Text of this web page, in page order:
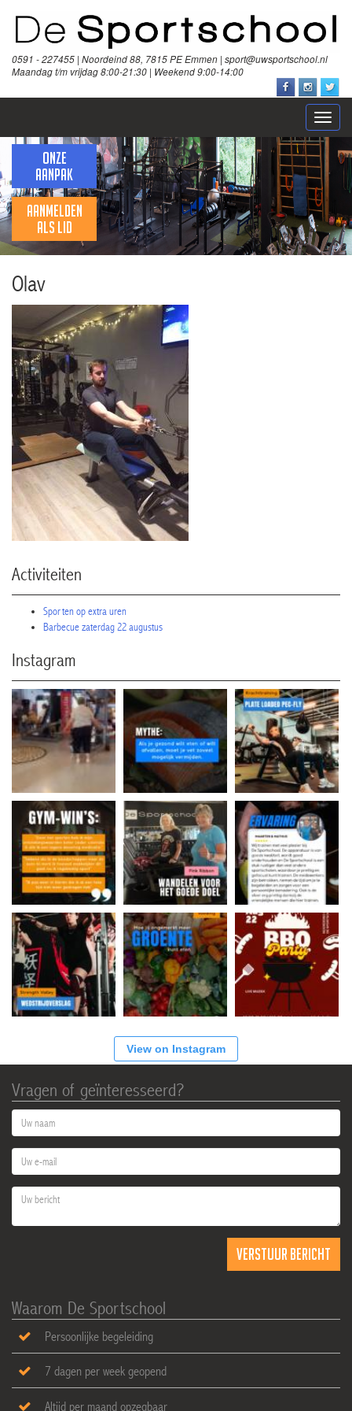
0591 - 227455 | Noordeind 88, 7815 PE Emmen | sport@uwsportschool.nl
Maandag t/m vrijdag 8:00-21:30 | Weekend 9:00-14:00
Open
ONZE
AANPAK
AANMELDEN
ALS LID
Olav
Activiteiten
Sporten op extra uren
Barbecue zaterdag 22 augustus
Instagram
View on Instagram
Vragen of geïnteresseerd?
Waarom De Sportschool
Persoonlijke begeleiding
7 dagen per week geopend
Altijd per maand opzegbaar